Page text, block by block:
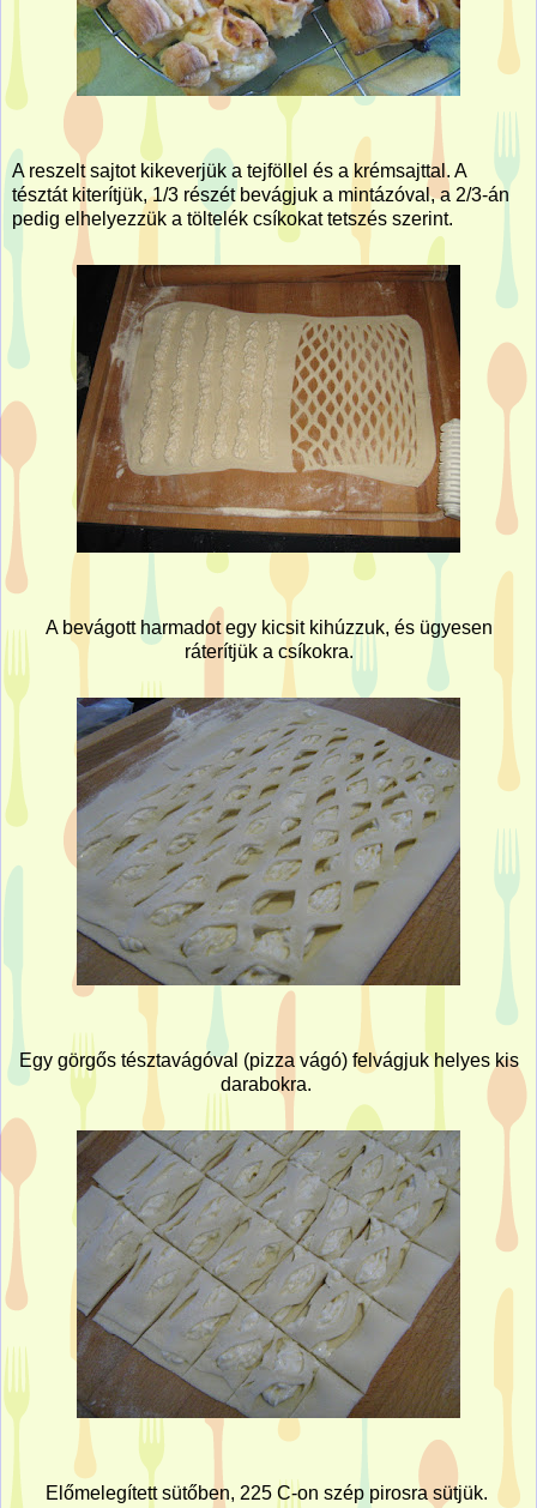
A reszelt sajtot kikeverjük a tejföllel és a krémsajttal. A
tésztát kiterítjük, 1/3 részét bevágjuk a mintázóval, a 2/3-án
pedig elhelyezzük a töltelék csíkokat tetszés szerint.
A bevágott harmadot egy kicsit kihúzzuk, és ügyesen
ráterítjük a csíkokra.
Egy görgős tésztavágóval (pizza vágó) felvágjuk helyes kis
darabokra.
Előmelegített sütőben, 225 C-on szép pirosra sütjük.